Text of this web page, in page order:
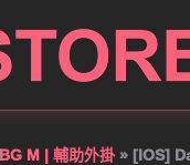
| 自帶防
M | 輔助外掛» [IOS]